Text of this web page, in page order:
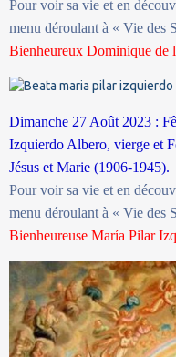
Pour voir sa vie et en
menu déroulant à « Vie des
Bienheureux Dominique de
Dimanche 27 Août 2023 :
Izquierdo Albero, vierge et
Jésus et Marie (1906-1945).
Pour voir sa vie et en
menu déroulant à « Vie des
Bienheureuse María Pilar